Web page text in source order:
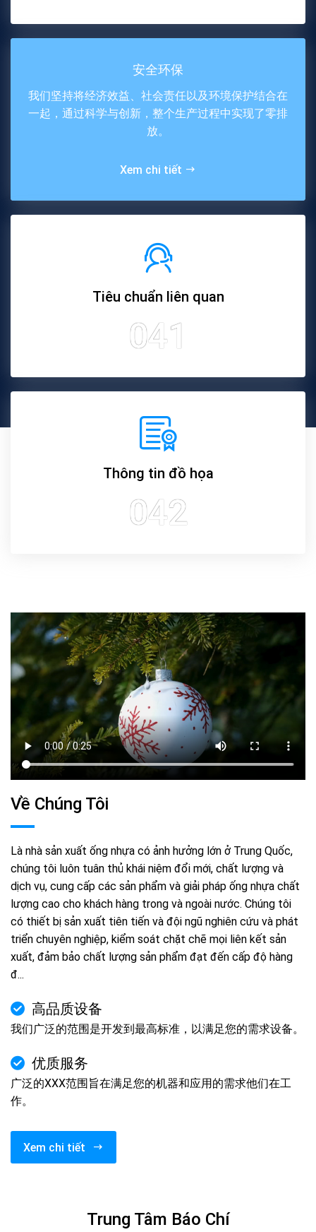
安全环保
我们坚持将经济效益、社会责任以及环境保护结合在
一起，通过科学与创新，整个生产过程中实现了零排
放。
Xem chi tiết
Tiêu chuẩn liên quan
041
Thông tin đồ họa
042
Về Chúng Tôi
Là nhà sản xuất ống nhựa có ảnh hưởng lớn ở Trung Quốc,
chúng tôi luôn tuân thủ khái niệm đổi mới, chất lượng và
dịch vụ, cung cấp các sản phẩm và giải pháp ống nhựa chất
lượng cao cho khách hàng trong và ngoài nước. Chúng tôi
có thiết bị sản xuất tiên tiến và đội ngũ nghiên cứu và phát
triển chuyên nghiệp, kiểm soát chặt chẽ mọi liên kết sản
xuất, đảm bảo chất lượng sản phẩm đạt đến cấp độ hàng
đ...
高品质设备
我们广泛的范围是开发到最高标准，以满足您的需求设备。
优质服务
广泛的XXX范围旨在满足您的机器和应用的需求他们在工
作。
Xem chi tiết
Trung Tâm Báo Chí